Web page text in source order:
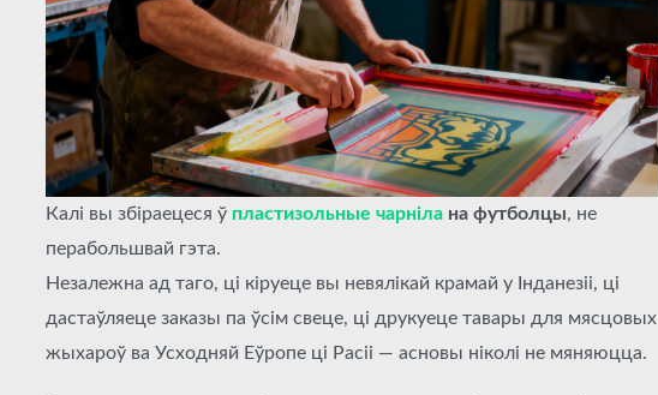
Калі вы збіраецеся ў пластизольные чарнілана футболцы, не
перабольшвай гэта.
Незалежна ад таго, ці кіруеце вы невялікай крамай у Інданезіі, ці
дастаўляеце заказы па ўсім свеце, ці друкуеце тавары для мясцовых
жыхароў ва Усходняй Еўропе ці Расіі — асновы ніколі не мяняюцца.